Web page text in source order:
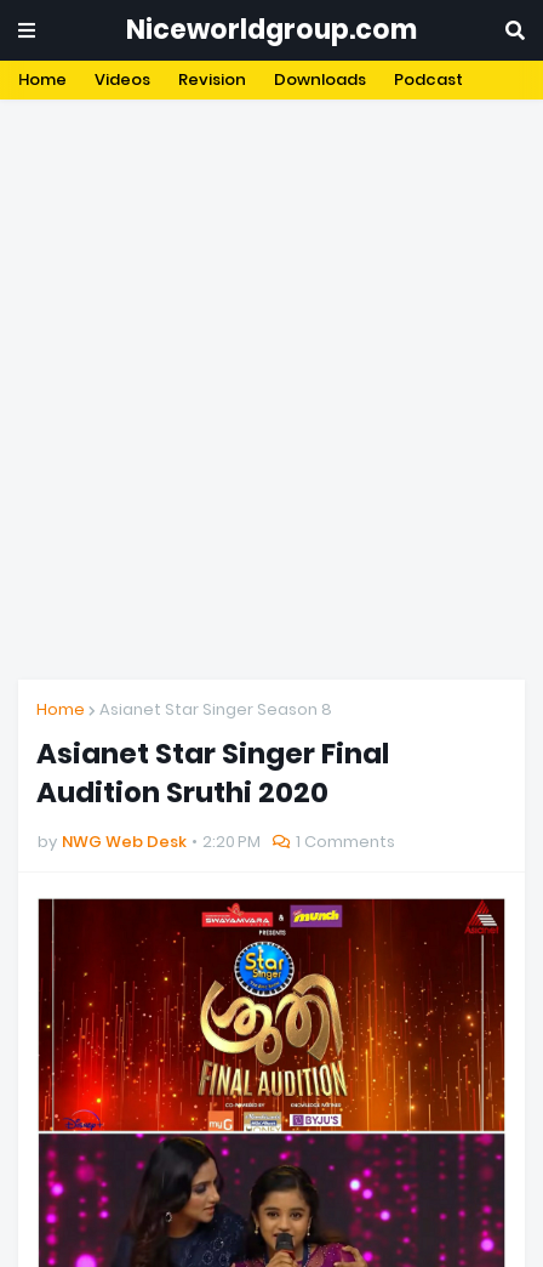
Niceworldgroup.com
Home Videos Revision Downloads Podcast
Home Asianet Star Singer Season 8
Asianet Star Singer Final
Audition Sruthi 2020
by NWG Web Desk 2:20 PM 1 Comments